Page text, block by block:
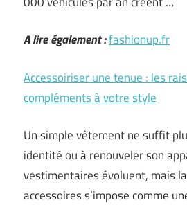
A lire également :fashionup.fr
Accessoiriser une tenue : les
compléments à votre style
Un simple vêtement ne suffit
identité ou à renouveler son
vestimentaires évoluent, mais
accessoires s’impose comme